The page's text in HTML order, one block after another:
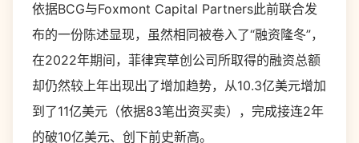
依据BCG与Foxmont Capital Partners此前联合发
布的一份陈述显现，虽然相同被卷入了“融资隆冬”，
在2022年期间，菲律宾草创公司所取得的融资总额
却仍然较上年出现出了增加趋势，从10.3亿美元增加
到了11亿美元（依据83笔出资买卖），完成接连2年
的破10亿美元、创下前史新高。